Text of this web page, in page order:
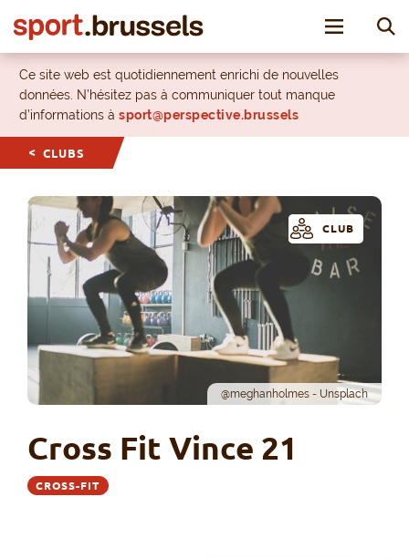
Toggle
Ce site web est quotidiennement enrichi de nouvelles
données. N’hésitez pas à communiquer tout manque
d’informations à sport@perspective.brussels
CLUBS
@meghanholmes - Unsplach
CLUB
Cross Fit Vince 21
CROSS-FIT